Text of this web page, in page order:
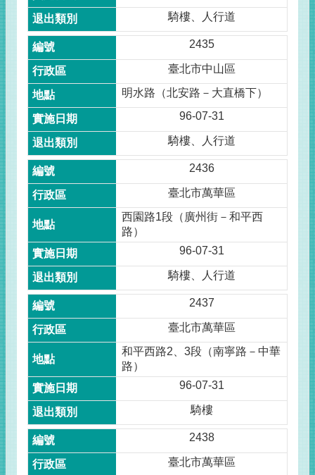
騎樓、人行道
2435
臺北市中山區
明水路（北安路－大直橋下）
96-07-31
騎樓、人行道
2436
臺北市萬華區
西園路1段（廣州街－和平西
路）
96-07-31
騎樓、人行道
2437
臺北市萬華區
和平西路2、3段（南寧路－中華
路）
96-07-31
騎樓
2438
臺北市萬華區